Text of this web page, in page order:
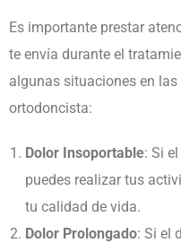
Es importante prestar
te envía durante el
algunas situaciones en
ortodoncista:
Dolor Insoportable: Si
puedes realizar tus
tu calidad de vida.
Dolor Prolongado: Si el